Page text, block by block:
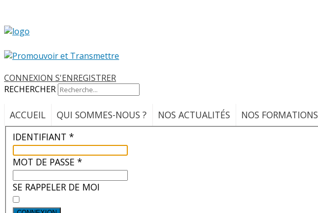
CONNEXION S'ENREGISTRER
RECHERCHER
ACCUEIL QUI SOMMES-NOUS ? NOS ACTUALITÉS NOS FORMATIONS
IDENTIFIANT *
MOT DE PASSE *
SE RAPPELER DE MOI